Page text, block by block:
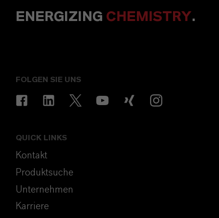
ENERGIZING CHEMISTRY.
FOLGEN SIE UNS
QUICK LINKS
Kontakt
Produktsuche
Unternehmen
Karriere